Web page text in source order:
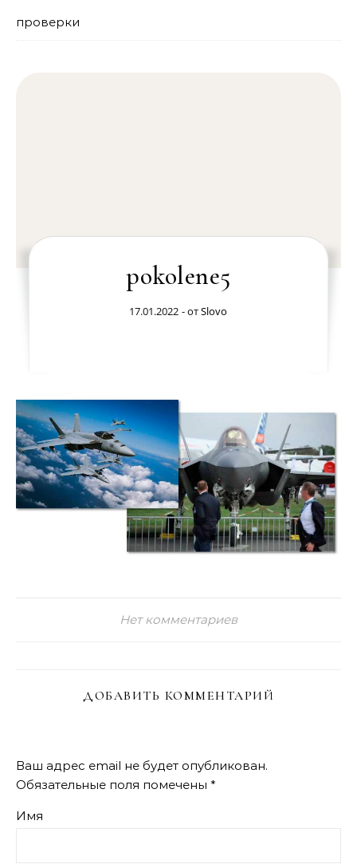
проверки
pokolene5
17.01.2022 - отSlovo
Нет комментариев
ДОБАВИТЬ КОММЕНТАРИЙ
Ваш адрес email не будет опубликован.
Обязательные поля помечены *
Имя